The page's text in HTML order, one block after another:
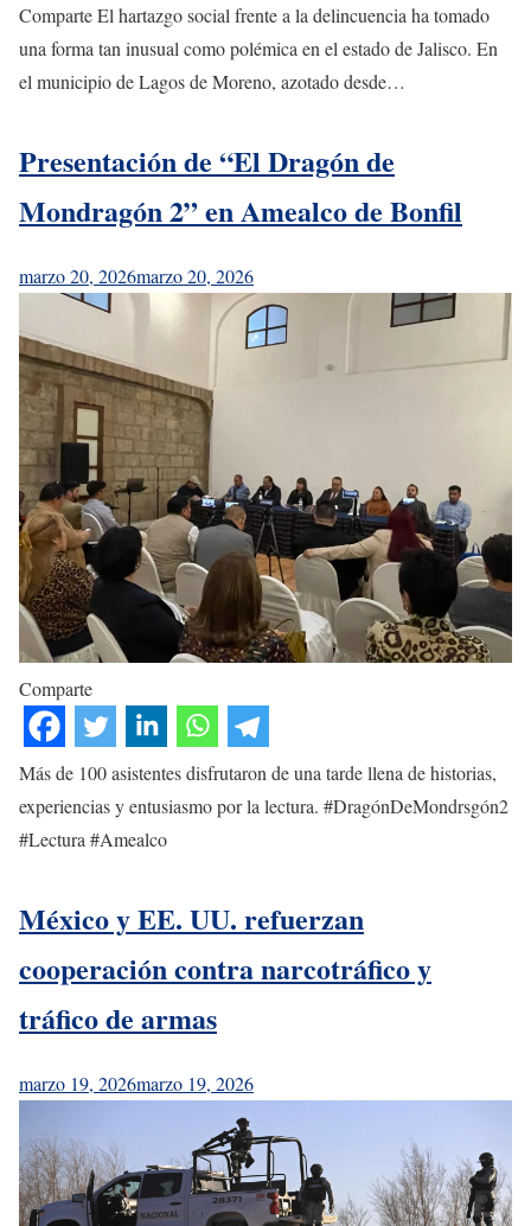
Comparte El hartazgo social frente a la delincuencia ha tomado
una forma tan inusual como polémica en el estado de Jalisco. En
el municipio de Lagos de Moreno, azotado desde…
Presentación de “El Dragón de
Mondragón 2” en Amealco de Bonfil
marzo 20, 2026marzo 20, 2026
Comparte
Más de 100 asistentes disfrutaron de una tarde llena de historias,
experiencias y entusiasmo por la lectura. #DragónDeMondrsgón2
#Lectura #Amealco
México y EE. UU. refuerzan
cooperación contra narcotráfico y
tráfico de armas
marzo 19, 2026marzo 19, 2026